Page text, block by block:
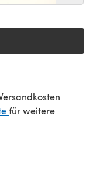
in einem neuen
(öffnet sich in
für weitere